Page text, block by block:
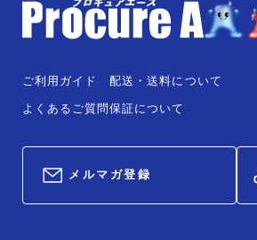
ご利用ガイド
よくあるご質問
配送・送料について
保証について
メルマガ登録